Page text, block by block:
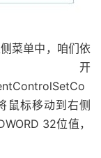
菜单中，咱们依
鼠标移动到右侧
32位值，